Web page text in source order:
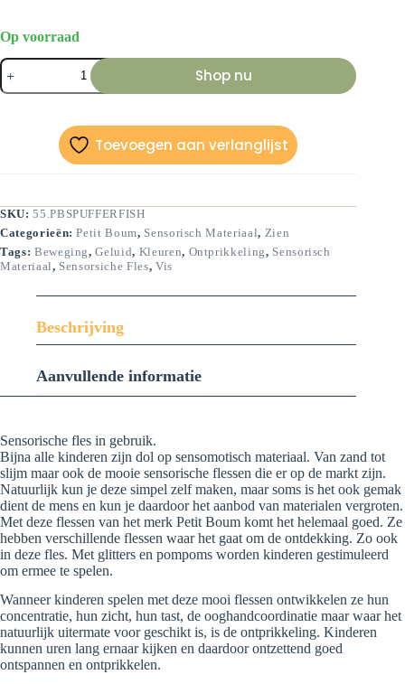
Op voorraad
Sensorische
fles-
Kogelvis-
Shop nu
Toevoegen aan verlanglijst
SKU:55.PBSPUFFERFISH
Categorieën:Petit Boum, Sensorisch Materiaal, Zien
Tags: Beweging,Geluid, Kleuren, Ontprikkeling, Sensorisch
Materiaal, Sensorsiche Fles, Vis
Beschrijving
Aanvullende informatie
Sensorische fles in gebruik.
Bijna alle kinderen zijn dol op sensomotisch materiaal. Van zand tot
slijm maar ook de mooie sensorische flessen die er op de markt zijn.
Natuurlijk kun je deze simpel zelf maken, maar soms is het ook gemak
dient de mens en kun je daardoor het aanbod van materialen vergroten.
Met deze flessen van het merk Petit Boum komt het helemaal goed. Ze
hebben verschillende flessen waar het gaat om de ontdekking. Zo ook
in deze fles. Met glitters en pompoms worden kinderen gestimuleerd
om ermee te spelen.
Wanneer kinderen spelen met deze mooi flessen ontwikkelen ze hun
concentratie, hun zicht, hun tast, de ooghandcoordinatie maar waar het
natuurlijk uitermate voor geschikt is, is de ontprikkeling. Kinderen
kunnen uren lang ernaar kijken en daardoor ontzettend goed
ontspannen en ontprikkelen.